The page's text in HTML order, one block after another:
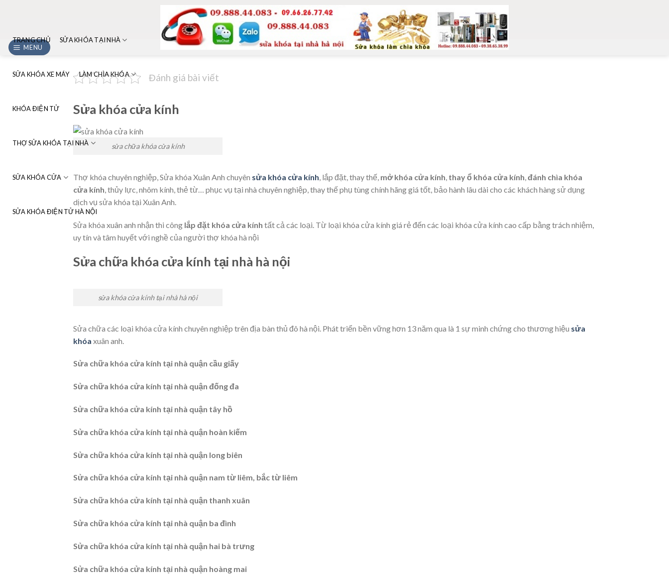
TRANG CHỦ SỬA KHÓA TẠI NHÀ
SỬA KHÓA XE MÁY LÀM CHÌA KHÓA
KHÓA ĐIỆN TỬ
THỢ SỬA KHÓA TẠI NHÀ
SỬA KHÓA CỬA
SỬA KHÓA ĐIỆN TỬ HÀ NỘI
MENU
Đánh giá bài viết
Sửa khóa cửa kính
sửa chữa khóa cửa kính
Thợ khóa chuyên nghiệp, Sửa khóa Xuân Anh chuyên sửa khóa cửa kính , lắp đặt, thay thế, mở khóa cửa kính thay ổ khóa cửa kính đánh chìa khóa
cửa kính , thủy lực, nhôm kính, thẻ từ… phục vụ tại nhà chuyên nghiệp, thay thế phụ tùng chính hãng giá tốt, bảo hành lâu dài cho các khách hàng sử dụng
dịch vụ sửa khóa tại Xuân Anh.
Sửa khóa xuân anh nhận thi công lắp đặt khóa cửa kính tất cả các loại. Từ loại khóa cửa kính giá rẻ đến các loại khóa cửa kính cao cấp bằng trách nhiệm,
uy tín và tâm huyết với nghề của người thợ khóa hà nội
Sửa chữa khóa cửa kính tại nhà hà nội
sửa khóa cửa kính tại nhà hà nội
Sửa chữa các loại khóa cửa kính chuyên nghiệp trên địa bàn thủ đô hà nội. Phát triển bền vững hơn 13 năm qua là 1 sự minh chứng cho thương hiệu sửa
khóa xuân anh.
Sửa chữa khóa cửa kính tại nhà quận cầu giấy
Sửa chữa khóa cửa kính tại nhà quận đống đa
Sửa chữa khóa cửa kính tại nhà quận tây hồ
Sửa chữa khóa cửa kính tại nhà quận hoàn kiếm
Sửa chữa khóa cửa kính tại nhà quận long biên
Sửa chữa khóa cửa kính tại nhà quận nam từ liêm, bắc từ liêm
Sửa chữa khóa cửa kính tại nhà quận thanh xuân
Sửa chữa khóa cửa kính tại nhà quận ba đình
Sửa chữa khóa cửa kính tại nhà quận hai bà trưng
Sửa chữa khóa cửa kính tại nhà quận hoàng mai